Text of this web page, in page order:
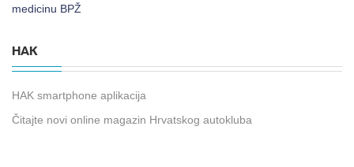
medicinu BPŽ
HAK
HAK smartphone aplikacija
Čitajte novi online magazin Hrvatskog autokluba